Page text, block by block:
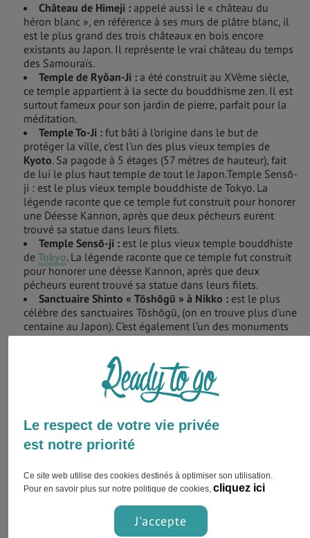
Château de Himeji : appelé aussi le « château du
héron blanc », en référence à ses murs de plâtre blanc, il
est le plus grand des trois châteaux en bois encore
existants au Japon. Il représente le vrai château du temps
des Samouraïs.
Temple de Ryôan-Ji : a été construit au XVème siècle,
ce temple appartient à la secte du bouddhisme zen. Il est
surtout fameux pour son jardin de pierre, parfait pour la
méditation.
Temple To-Ji : fut bâti à l’origine dans le but de
protéger la ville, c’est l’un des plus vieux temples de
Kyoto. Sa pagode à 5 étages (57 mètres de hauteur), fait
de lui le plus haut temple de tout le Japon.Temple Sensō-
ji : est le plus vieux temple bouddhiste de Tokyo. La
légende raconte que ce temple fut construit pour honorer
une Déesse Kannon, après que deux pécheurs eurent
trouvé sa statue dans leurs filets.
Temple Sensō-ji : est le plus vieux temple bouddhiste
de Tokyo. La légende raconte que ce temple fut construit
pour honorer une déesse Kannon, après que deux
pécheurs eurent trouvé sa statue dans leurs filets.
Sanctuaire Shinto « Tōshōgū » à Nikko : est le plus
célèbre des sanctuaires Tōshōgū, (on en trouve plus d’une
centaine au Japon). C’est également l’un des monuments
les plus visités du pays.
Palais impérial de Tokyo
l’empereur Japonais. Il fut reconstruit en entier à
l’identique, après les bombardements de la deuxième
guerre mondiale. Ce monument ne peut être visité que
Sanctuaire Itsukushima-jinja :est un sanctuaire Shinto
de la préfecture de Hiroshima. Il est très populaire grâce à
son grand torii flottant, appelé aussi
Musées au Japon
Nul ne peut nier la culture débordante d’originalité du
Le respect de votre vie privée
est notre priorité
Ce site web utilise des cookies destinés à optimiser son utilisation.
Pour en savoir plus sur notre politique de cookies, cliquez ici
J'accepte